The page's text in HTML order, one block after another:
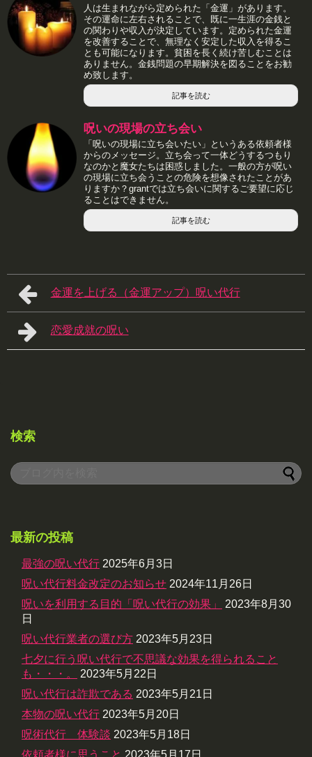
人は生まれながら定められた「金運」があります。
その運命に左右されることで、既に一生涯の金銭と
の関わりや収入が決定しています。定められた金運
を改善することで、無理なく安定した収入を得るこ
とも可能になります。貧困を長く続け苦しむことは
ありません。金銭問題の早期解決を図ることをお勧
め致します。
記事を読む
呪いの現場の立ち会い
「呪いの現場に立ち会いたい」というある依頼者様
からのメッセージ。立ち会って一体どうするつもり
なのかと魔女たちは困惑しました。一般の方が呪い
の現場に立ち会うことの危険を想像されたことがあ
りますか？grantでは立ち会いに関するご要望に応じ
ることはできません。
記事を読む
金運を上げる（金運アップ）呪い代行
恋愛成就の呪い
検索
最新の投稿
最強の呪い代行 2025年6月3日
呪い代行料金改定のお知らせ 2024年11月26日
呪いを利用する目的「呪い代行の効果」
2023年8月30
日
呪い代行業者の選び方 2023年5月23日
七夕に行う呪い代行で不思議な効果を得られること
も・・・。
2023年5月22日
呪い代行は詐欺である 2023年5月21日
本物の呪い代行 2023年5月20日
呪術代行 体験談 2023年5月18日
依頼者様に思うこと 2023年5月17日